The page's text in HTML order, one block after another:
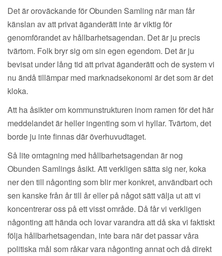
Det är oroväckande för Obunden Samling när man får
känslan av att privat äganderätt inte är viktig för
genomförandet av hållbarhetsagendan. Det är ju precis
tvärtom. Folk bryr sig om sin egen egendom. Det är ju
bevisat under lång tid att privat äganderätt och de system vi
nu ändå tillämpar med marknadsekonomi är det som är det
kloka.
Att ha åsikter om kommunstrukturen inom ramen för det här
meddelandet är heller ingenting som vi hyllar. Tvärtom, det
borde ju inte finnas där överhuvudtaget.
Så lite omtagning med hållbarhetsagendan är nog
Obunden Samlings åsikt. Att verkligen sätta sig ner, koka
ner den till någonting som blir mer konkret, användbart och
sen kanske från år till år eller på något sätt välja ut att vi
koncentrerar oss på ett visst område. Då får vi verkligen
någonting att hända och lovar varandra att då ska vi faktiskt
följa hållbarhetsagendan, inte bara när det passar våra
politiska mål som råkar vara någonting annat och då direkt